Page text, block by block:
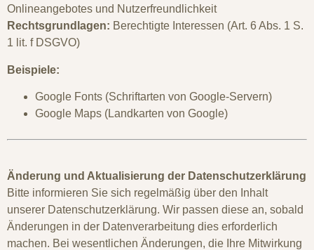
Onlineangebotes und Nutzerfreundlichkeit
Rechtsgrundlagen: Berechtigte Interessen (Art. 6 Abs. 1 S.
1 lit. f DSGVO)
Beispiele:
Google Fonts (Schriftarten von Google-Servern)
Google Maps (Landkarten von Google)
Änderung und Aktualisierung der Datenschutzerklärung
Bitte informieren Sie sich regelmäßig über den Inhalt
unserer Datenschutzerklärung. Wir passen diese an, sobald
Änderungen in der Datenverarbeitung dies erforderlich
machen. Bei wesentlichen Änderungen, die Ihre Mitwirkung